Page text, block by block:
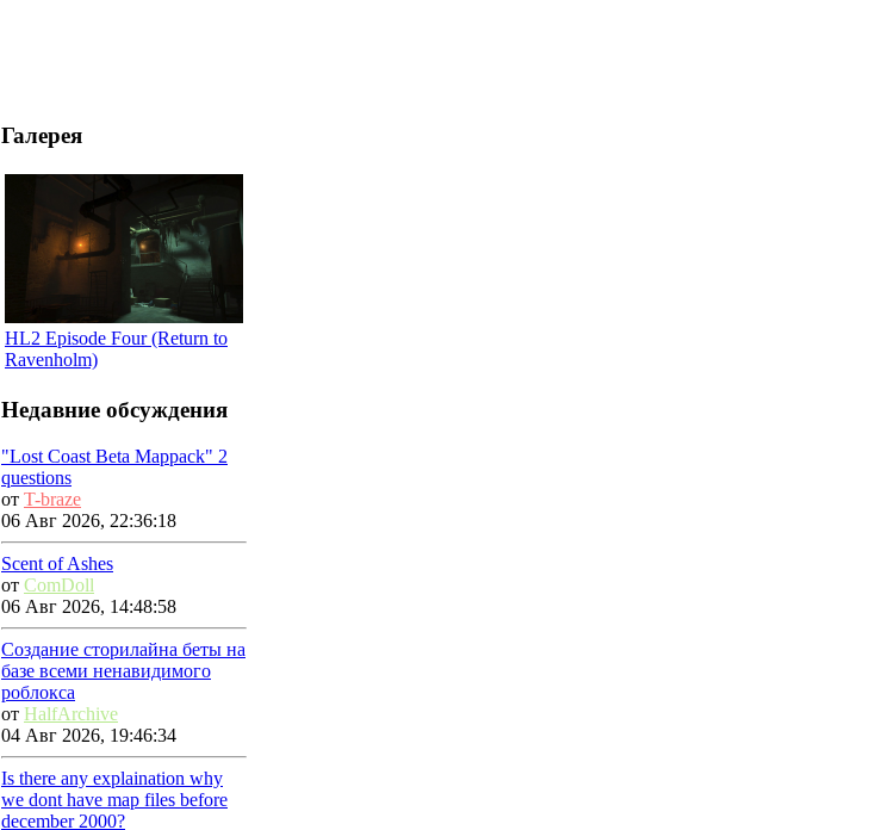
Галерея
HL2 Episode Four (Return to
Ravenholm)
Недавние обсуждения
"Lost Coast Beta Mappack" 2
questions
от T-braze
06 Авг 2026, 22:36:18
Scent of Ashes
от ComDoll
06 Авг 2026, 14:48:58
Создание сторилайна беты на
базе всеми ненавидимого
роблокса
от HalfArchive
04 Авг 2026, 19:46:34
Is there any explaination why
we dont have map files before
december 2000?